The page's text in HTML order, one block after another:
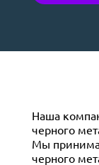
Наша
черного
Мы
черного